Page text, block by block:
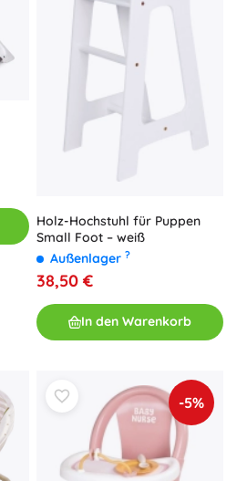
Holz-Hochstuhl für Puppen
Small Foot – weiß
Außenlager ?
38,50 €
In den Warenkorb
-5%